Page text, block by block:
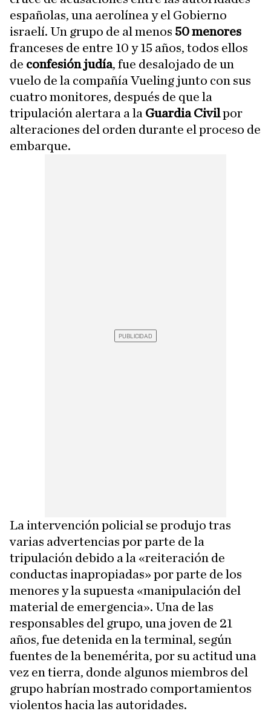
españolas, una aerolínea y el Gobierno
israelí. Un grupo de al menos 50 menores
franceses de entre 10 y 15 años, todos ellos
de confesión judía, fue desalojado de un
vuelo de la compañía Vueling junto con sus
cuatro monitores, después de que la
tripulación alertara a la Guardia Civilpor
alteraciones del orden durante el proceso de
embarque.
La intervención policial se produjo tras
varias advertencias por parte de la
tripulación debido a la «reiteración de
conductas inapropiadas» por parte de los
menores y la supuesta «manipulación del
material de emergencia». Una de las
responsables del grupo, una joven de 21
años, fue detenida en la terminal, según
fuentes de la benemérita, por su actitud una
vez en tierra, donde algunos miembros del
grupo habrían mostrado comportamientos
violentos hacia las autoridades.